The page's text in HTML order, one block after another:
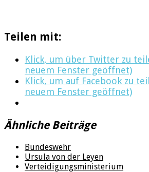
Teilen mit:
Klick, um über Twitter zu
neuem Fenster geöffnet)
Klick, um auf Facebook zu
neuem Fenster geöffnet)
Ähnliche Beiträge
Bundeswehr
Ursula von der Leyen
Verteidigungsministerium